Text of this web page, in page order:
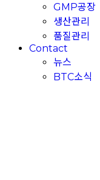
GMP공장
생산관리
품질관리
Contact
뉴스
BTC소식